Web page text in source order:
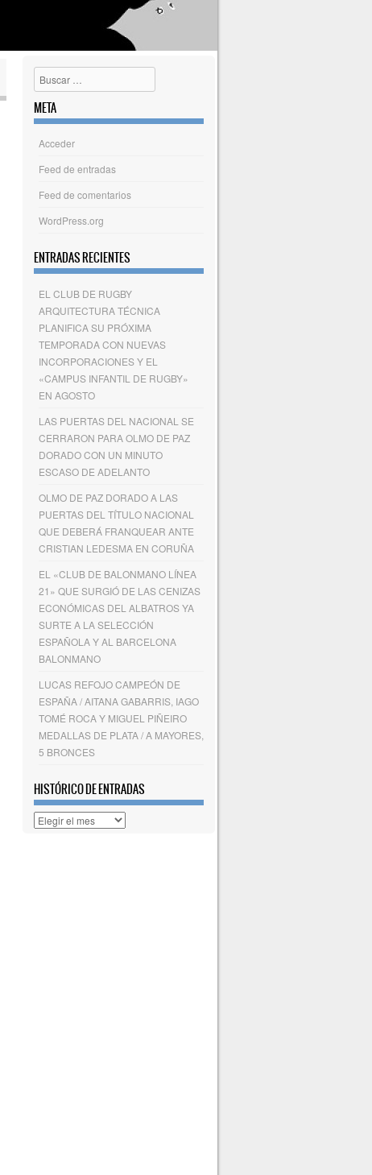
Buscar
META
Acceder
Feed de entradas
Feed de comentarios
WordPress.org
ENTRADAS RECIENTES
EL CLUB DE RUGBY
ARQUITECTURA TÉCNICA
PLANIFICA SU PRÓXIMA
TEMPORADA CON NUEVAS
INCORPORACIONES Y EL
«CAMPUS INFANTIL DE RUGBY»
EN AGOSTO
LAS PUERTAS DEL NACIONAL SE
CERRARON PARA OLMO DE PAZ
DORADO CON UN MINUTO
ESCASO DE ADELANTO
OLMO DE PAZ DORADO A LAS
PUERTAS DEL TÍTULO NACIONAL
QUE DEBERÁ FRANQUEAR ANTE
CRISTIAN LEDESMA EN CORUÑA
EL «CLUB DE BALONMANO LÍNEA
21» QUE SURGIÓ DE LAS CENIZAS
ECONÓMICAS DEL ALBATROS YA
SURTE A LA SELECCIÓN
ESPAÑOLA Y AL BARCELONA
BALONMANO
LUCAS REFOJO CAMPEÓN DE
ESPAÑA / AITANA GABARRIS, IAGO
TOMÉ ROCA Y MIGUEL PIÑEIRO
MEDALLAS DE PLATA / A MAYORES,
5 BRONCES
HISTÓRICO DE ENTRADAS
Histórico